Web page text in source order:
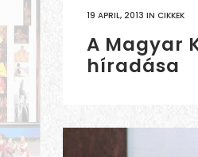
19 APRIL, 2013 IN CIKKEK
A Magyar
híradása